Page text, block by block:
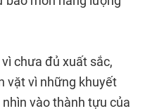
chưa đủ xuất sắc,
vặt vì những khuyết
vào thành tựu của